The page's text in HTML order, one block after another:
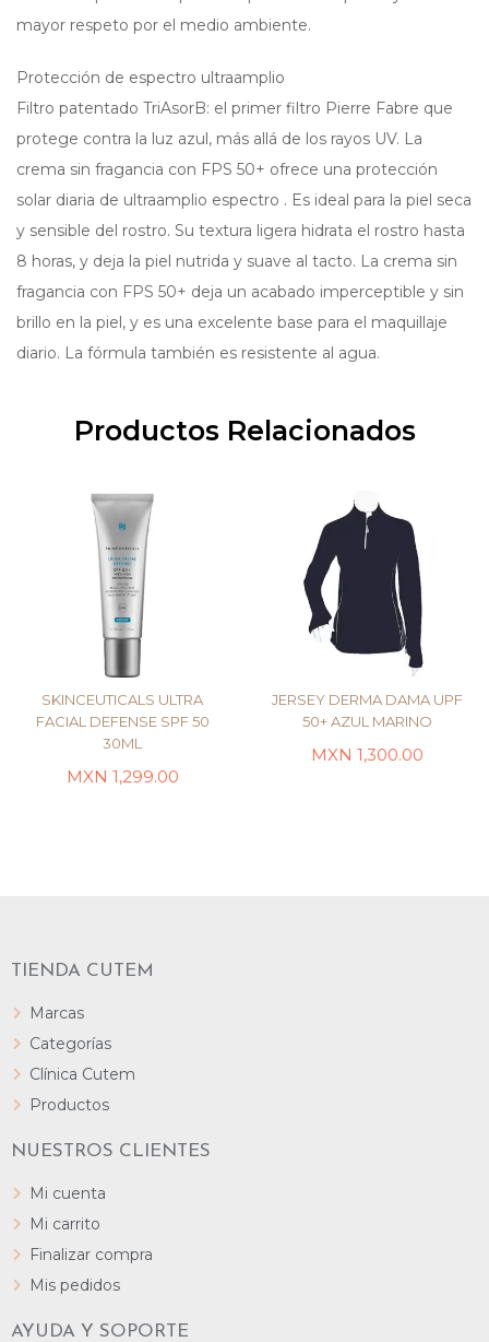
mayor respeto por el medio ambiente.
Protección de espectro ultraamplio
Filtro patentado TriAsorB: el primer filtro Pierre Fabre que
protege contra la luz azul, más allá de los rayos UV. La
crema sin fragancia con FPS 50+ ofrece una protección
solar diaria de ultraamplio espectro . Es ideal para la piel seca
y sensible del rostro. Su textura ligera hidrata el rostro hasta
8 horas, y deja la piel nutrida y suave al tacto. La crema sin
fragancia con FPS 50+ deja un acabado imperceptible y sin
brillo en la piel, y es una excelente base para el maquillaje
diario. La fórmula también es resistente al agua.
Productos Relacionados
SELECCIONAR
JERSEY DERMA DAMA UPF
50+ AZUL MARINO
1,300.00
AÑADIR AL CARRITO
SKINCEUTICALS ULTRA
FACIAL DEFENSE SPF 50
30ML
1,299.00
TIENDA CUTEM
Marcas
Categorías
Clínica Cutem
Productos
NUESTROS CLIENTES
Mi cuenta
Mi carrito
Finalizar compra
Mis pedidos
AYUDA Y SOPORTE